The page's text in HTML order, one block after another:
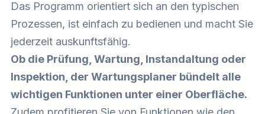
Das Programm orientiert sich an den typischen
Prozessen, ist einfach zu bedienen und macht Sie
jederzeit auskunftsfähig.
Ob die Prüfung, Wartung, Instandaltung oder
Inspektion, der Wartungsplaner bündelt alle
wichtigen Funktionen unter einer Oberfläche.